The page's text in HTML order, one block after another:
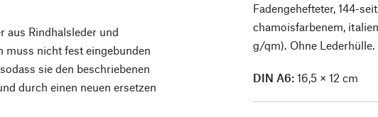
aus Rindhalsleder und
muss nicht fest eingebunden
sie den beschriebenen
durch einen neuen ersetzen
Fadengehefteter, 144-
chamoisfarbenem,
g/qm). Ohne Lederhülle.
DIN A6:16,5 × 12 cm